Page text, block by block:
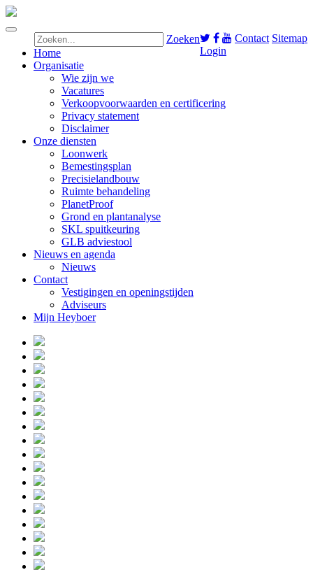
Contact Sitemap
Login
Zoeken
Home
Organisatie
Wie zijn we
Vacatures
Verkoopvoorwaarden en certificering
Privacy statement
Disclaimer
Onze diensten
Loonwerk
Bemestingsplan
Precisielandbouw
Ruimte behandeling
PlanetProof
Grond en plantanalyse
SKL spuitkeuring
GLB adviestool
Nieuws en agenda
Nieuws
Contact
Vestigingen en openingstijden
Adviseurs
Mijn Heyboer